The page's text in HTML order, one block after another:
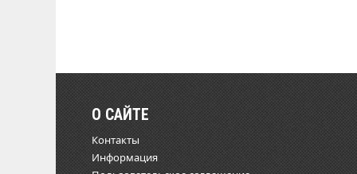
О САЙТЕ
Контакты
Информация